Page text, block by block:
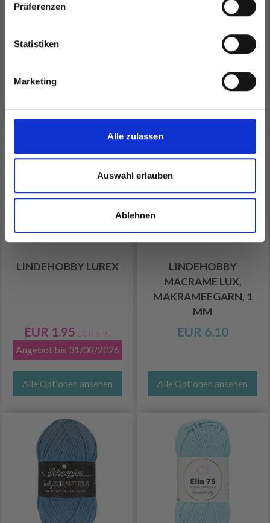
Präferenzen
Statistiken
Marketing
Alle zulassen
Auswahl erlauben
Ablehnen
Alle Optionen ansehen
EUR 5.10
Angebot bis 31/08/2026
Alle Optionen ansehen
LINDEHOBBY LUREX
EUR 1.95 EUR 3.90
Angebot bis 31/08/2026
Alle Optionen ansehen
LINDEHOBBY
MACRAME LUX,
MAKRAMEEGARN, 1
MM
EUR 6.10
Alle Optionen ansehen